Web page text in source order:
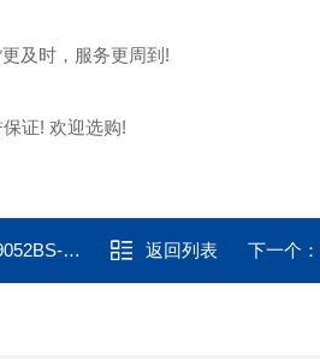
及时，服务更周到!
证! 欢迎选购!
Ⅲ* 返回列表 下一个：